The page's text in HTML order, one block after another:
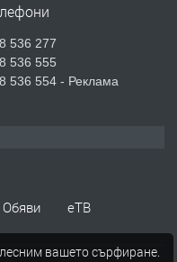
под наем
Хасково-близо до
536 277
536 555
536 554 - Реклама
Обяви
еТВ
вашето сърфиране.